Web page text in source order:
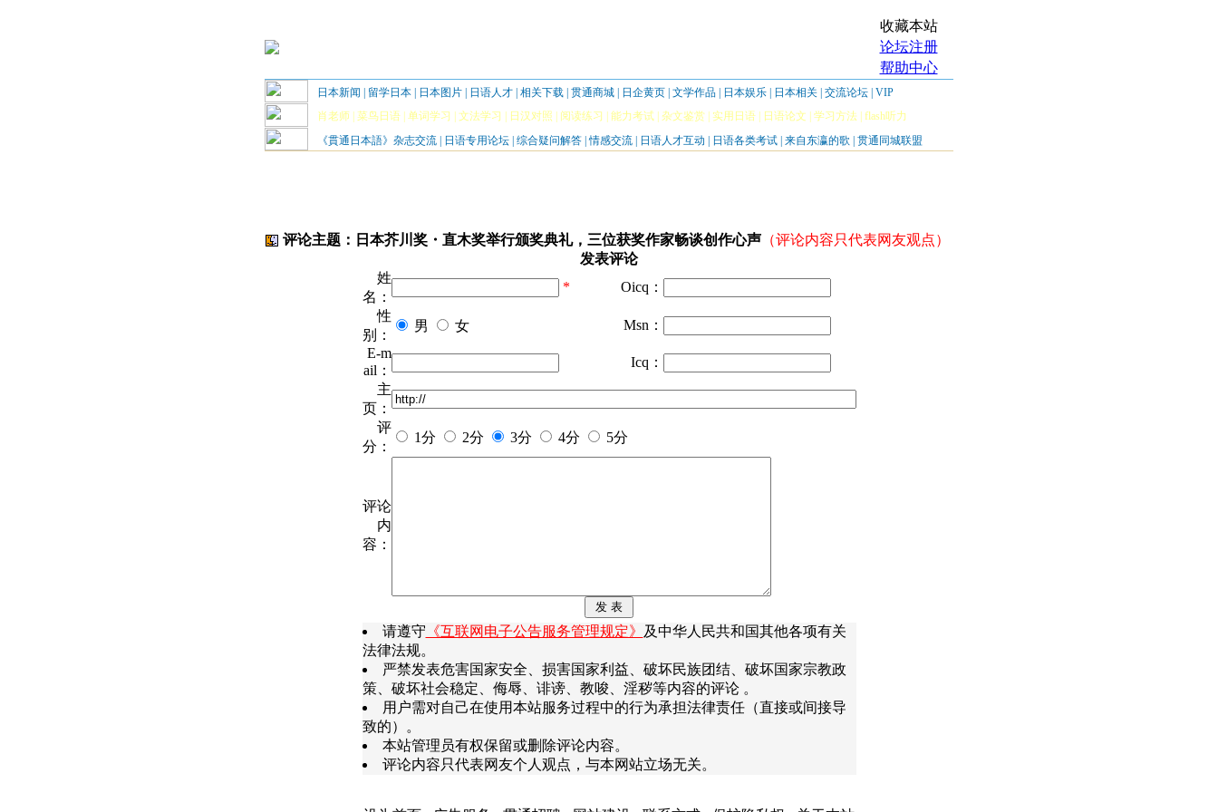
收藏本站
论坛注册
帮助中心
日本新闻 留学日本 日本图片 日语人才 相关下载 贯通商城 日企黄页 文学作品 日本娱乐 日本相关 交流论坛 VIP
肖老师 菜鸟日语 单词学习 文法学习 日汉对照 阅读练习 能力考试 杂文鉴赏 实用日语 日语论文 学习方法 flash听力
《貫通日本語》杂志交流
日语专用论坛 综合疑问解答 |情感交流 日语人才互动 日语各类考试 来自东瀛的歌 贯通同城联盟
评论主题：日本芥川奖・直木奖举行颁奖典礼，三位获奖作家畅谈创作心声 （评论内容只代表网友观点）
发表评论
姓
名：
*
Oicq：
性
别：
男 女
Msn：
E-m
ail：
Icq：
主
页：
评
分：
1分 2分 3分 4分 5分
评论
内
容：
请遵守 《互联网电子公告服务管理规定》
及中华人民共和国其他各项有关
法律法规。
严禁发表危害国家安全、损害国家利益、破坏民族团结、破坏国家宗教政
策、破坏社会稳定、侮辱、诽谤、教唆、淫秽等内容的评论 。
用户需对自己在使用本站服务过程中的行为承担法律责任（直接或间接导
致的）。
本站管理员有权保留或删除评论内容。
评论内容只代表网友个人观点，与本网站立场无关。